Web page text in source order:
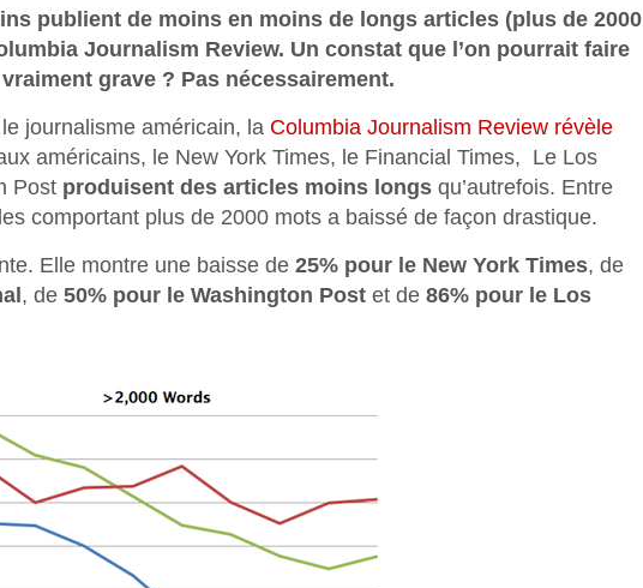
publient de moins en moins de longs articles (plus de 2000
Journalism Review. Un constat que l’on pourrait faire
grave ? Pas nécessairement.
journalisme américain, la Columbia Journalism Review révèle
américains, le New York Times, le Financial Times, Le Los
Post produisent des articles moins longs qu’autrefois. Entre
comportant plus de 2000 mots a baissé de façon drastique.
Elle montre une baisse de 25% pour le New York Times, de
, de 50% pour le Washington Post et de 86% pour le Los